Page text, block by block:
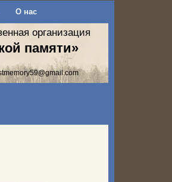
О нас
организация
памяти»